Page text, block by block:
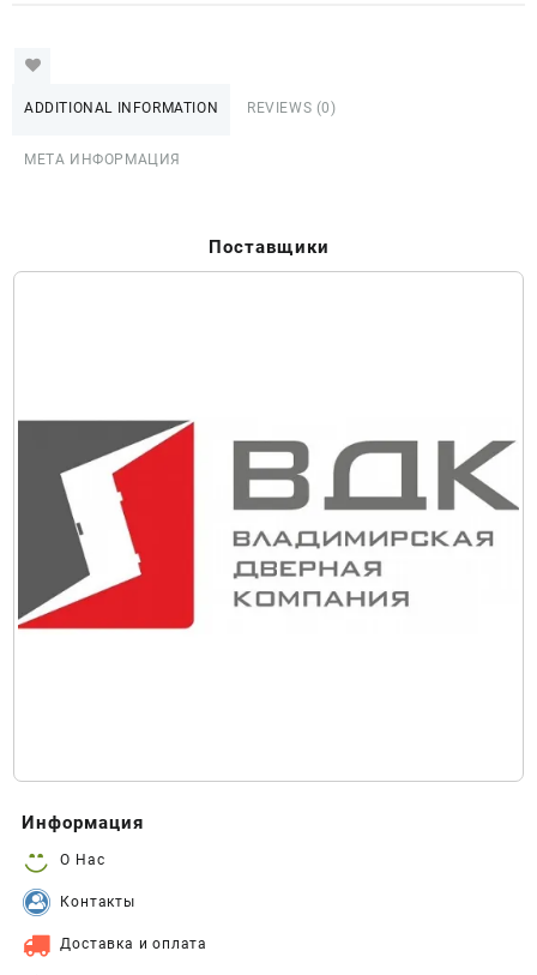
ADDITIONAL INFORMATION REVIEWS (0)
МЕТА ИНФОРМАЦИЯ
Поставщики
Информация
О Нас
Контакты
Доставка и оплата